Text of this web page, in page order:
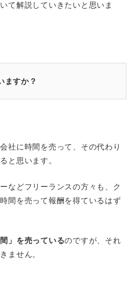
て解説していきたいと思いま
ますか？
社に時間を売って、その代わり
と思います。
などフリーランスの方々も、ク
間を売って報酬を得ているはず
」を売っているのですが、それ
ません。